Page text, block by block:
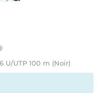
U/UTP 100 m (Noir)